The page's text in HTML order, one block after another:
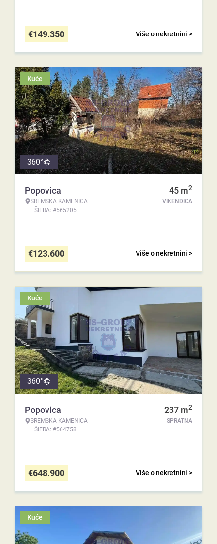
Više o nekretnini >
€149.350
Kuće
360°
Popovica
SREMSKA KAMENICA
ŠIFRA: #565205
45 m2
VIKENDICA
Više o nekretnini >
€123.600
Kuće
360°
Popovica
SREMSKA KAMENICA
ŠIFRA: #564758
237 m2
SPRATNA
Više o nekretnini >
€648.900
Kuće